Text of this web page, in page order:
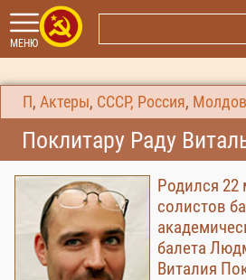
МЕНЮ
П , Актеры, СССР, Россия,
Поклитару Раду
Родился 22
солистов
балета
Виталия